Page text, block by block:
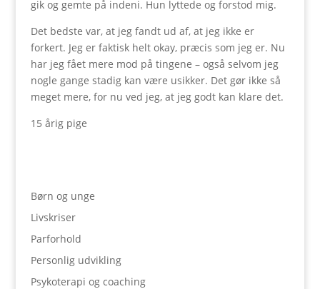
gik og gemte på indeni. Hun lyttede og forstod mig.
Det bedste var, at jeg fandt ud af, at jeg ikke er
forkert. Jeg er faktisk helt okay, præcis som jeg er. Nu
har jeg fået mere mod på tingene – også selvom jeg
nogle gange stadig kan være usikker. Det gør ikke så
meget mere, for nu ved jeg, at jeg godt kan klare det.
15 årig pige
Børn og unge
Livskriser
Parforhold
Personlig udvikling
Psykoterapi og coaching